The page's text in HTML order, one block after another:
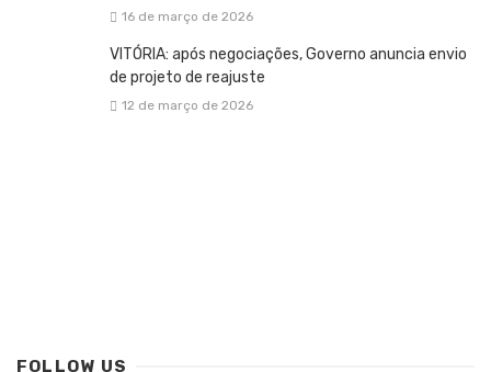
16 de março de 2026
VITÓRIA: após negociações, Governo anuncia envio
de projeto de reajuste
12 de março de 2026
FOLLOW US